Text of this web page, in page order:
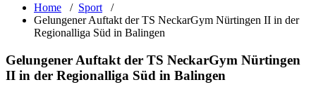
Home / Sport /
Gelungener Auftakt der TS NeckarGym Nürtingen II in der
Regionalliga Süd in Balingen
Gelungener Auftakt der TS NeckarGym Nürtingen
II in der Regionalliga Süd in Balingen